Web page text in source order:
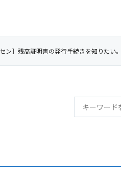
ン］残高証明書の発行手続きを知りたい。